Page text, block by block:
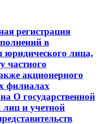
регистрация
в
юридического лица,
частного
акционерного
филиалах
О государственной
лиц и учетной